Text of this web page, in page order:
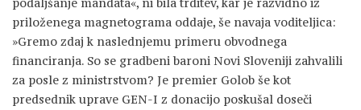
priloženega magnetograma oddaje, še navaja voditeljica:
»Gremo zdaj k naslednjemu primeru obvodnega
financiranja. So se gradbeni baroni Novi Sloveniji zahvalili
za posle z ministrstvom? Je premier Golob še kot
predsednik uprave GEN-I z donacijo poskušal doseči